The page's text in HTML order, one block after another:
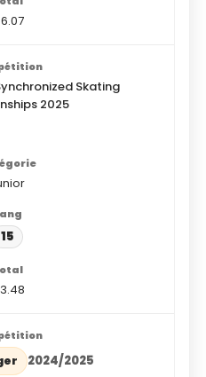
Skating
2025
15
2024/2025